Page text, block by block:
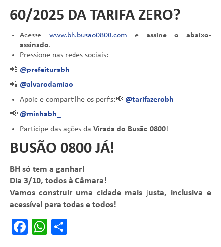
60/2025 DA TARIFA ZERO?
Acesse www.bh.busao0800.com e assine o abaixo-
assinado.
Pressione nas redes sociais:
📲 @prefeiturabh
📲 @alvarodamiao
Apoie e compartilhe os perfis:📢 @tarifazerobh
📢 @minhabh_
Participe das ações da Virada do Busão 0800!
BUSÃO 0800 JÁ!
BH só tem a ganhar!
Dia 3/10, todos à Câmara!
Vamos construir uma cidade mais justa, inclusiva e
acessível para todas e todos!
Facebook
WhatsApp